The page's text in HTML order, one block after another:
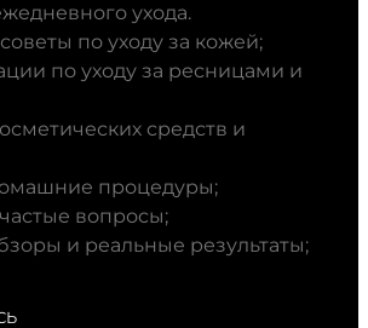
ухода.
по уходу за кожей;
по уходу за ресницами и
средств и
процедуры;
вопросы;
и реальные результаты;